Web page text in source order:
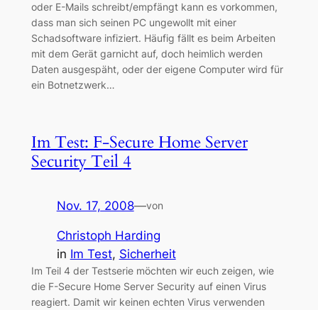
oder E-Mails schreibt/empfängt kann es vorkommen,
dass man sich seinen PC ungewollt mit einer
Schadsoftware infiziert. Häufig fällt es beim Arbeiten
mit dem Gerät garnicht auf, doch heimlich werden
Daten ausgespäht, oder der eigene Computer wird für
ein Botnetzwerk…
Im Test: F-Secure Home Server
Security Teil 4
Nov. 17, 2008—von
Christoph Harding
in Im Test, Sicherheit
Im Teil 4 der Testserie möchten wir euch zeigen, wie
die F-Secure Home Server Security auf einen Virus
reagiert. Damit wir keinen echten Virus verwenden